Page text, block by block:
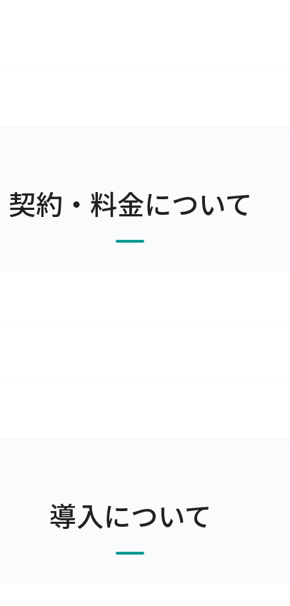
は無料でダウンロードできます。
用いただけるERPとして開発されました。
契約・料金について
連絡ください。申し入れのない場合は自動更新とな
希望の場合はその旨をお申し付けください。
導入について